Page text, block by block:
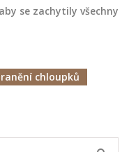
se zachytily všechny
chloupků